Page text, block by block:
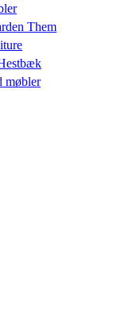
Them
møbler